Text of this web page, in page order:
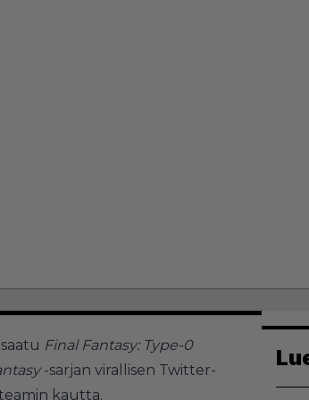
Final Fantasy: Type-0
-sarjan virallisen Twitter-
kautta.